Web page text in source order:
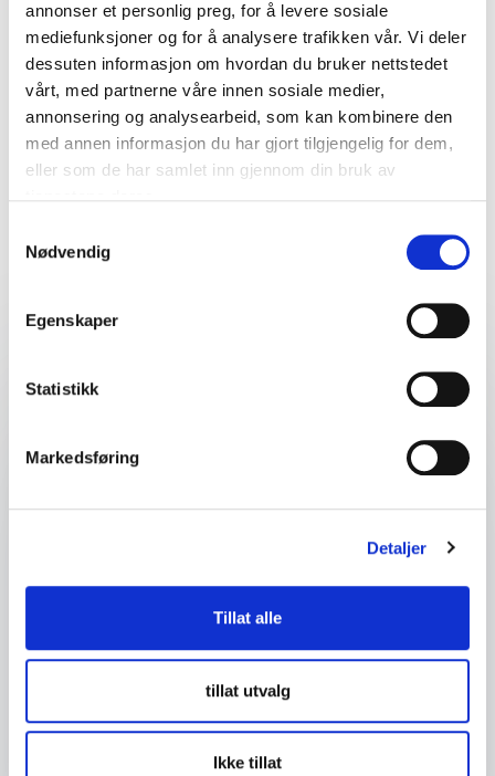
annonser et personlig preg, for å levere sosiale
mediefunksjoner og for å analysere trafikken vår. Vi deler
dessuten informasjon om hvordan du bruker nettstedet
vårt, med partnerne våre innen sosiale medier,
annonsering og analysearbeid, som kan kombinere den
med annen informasjon du har gjort tilgjengelig for dem,
eller som de har samlet inn gjennom din bruk av
Nødvendig
Egenskaper
Statistikk
Markedsføring
Detaljer
Tillat alle
tillat utvalg
Ikke tillat
Finn den perfekte match til ditt
event
Dit telefonnummer
Firma eller organisasjon
Detaljer om ditt arrangement